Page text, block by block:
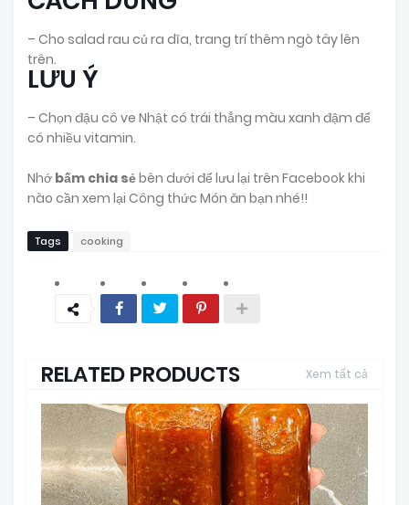
– Cho salad rau củ ra dĩa, trang trí thêm ngò tây lên
trên.
LƯU Ý
– Chọn đậu cô ve Nhật có trái thẳng màu xanh đậm để
có nhiều vitamin.
Nhớ bấm chia sẻbên dưới để lưu lại trên Facebook khi
nào cần xem lại Công thức Món ăn bạn nhé!!
Tags cooking
RELATED PRODUCTS Xem tất cả